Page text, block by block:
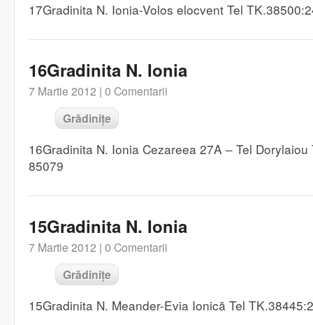
17Gradinita N. Ionia-Volos elocvent Tel
16Gradinita N. Ionia
7 Martie 2012 | 0 Comentarii
Grădinițe
16Gradinita N. Ionia Cezareea 27A – Tel
85079
15Gradinita N. Ionia
7 Martie 2012 | 0 Comentarii
Grădinițe
15Gradinita N. Meander-Evia Ionică Tel